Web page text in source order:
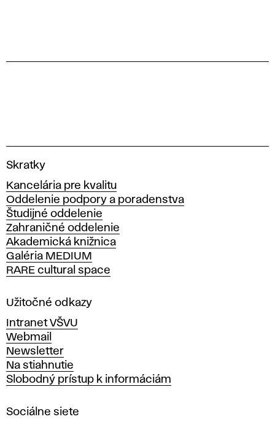
V
s
o
k
á
š
k
o
a
ý
t
v
a
r
ý
Skratky
Kancelária pre kvalitu
Oddelenie podpory a poradenstva
Študijné oddelenie
Zahraničné oddelenie
Akademická knižnica
Galéria MEDIUM
RARE cultural space
Užitočné odkazy
Intranet VŠVU
Webmail
Newsletter
Na stiahnutie
Slobodný prístup k informáciám
Sociálne siete